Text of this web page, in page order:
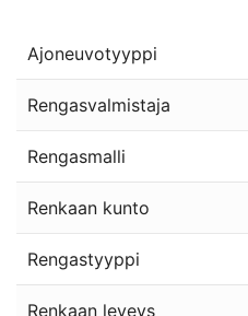
Ajoneuvotyyppi
Rengasvalmistaja
Rengasmalli
Renkaan kunto
Rengastyyppi
Renkaan leveys